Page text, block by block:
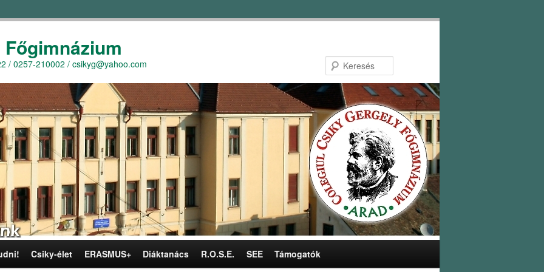
/ 0257-210002 / csikyg@yahoo.com
Csiky-élet ERASMUS+ Diáktanács R.O.S.E. SEE Támogatók